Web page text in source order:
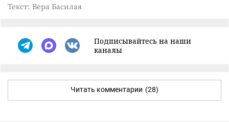
Текст: Вера Басилая
Подписывайтесь на наши
каналы
Читать комментарии (28)